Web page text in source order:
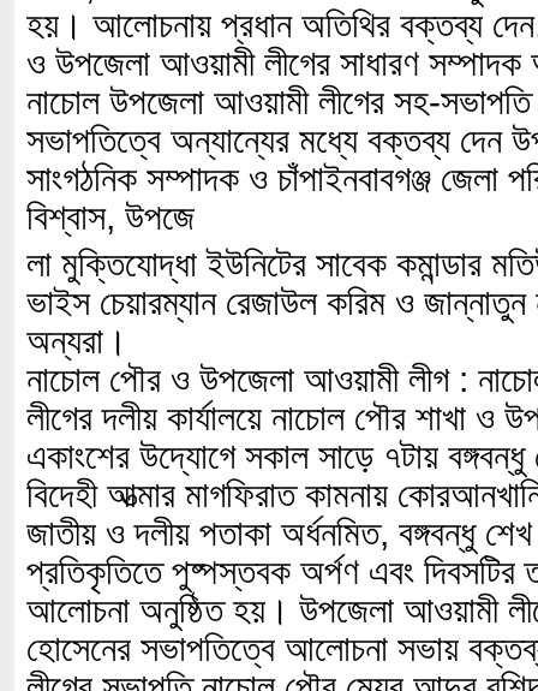
হয়। আলোচনায় প্রধান অতিথির বক্তব্য
ও উপজেলা আওয়ামী লীগের সাধারণ
নাচোল উপজেলা আওয়ামী লীগের সহ-
সভাপতিত্বে অন্যান্যের মধ্যে বক্তব্য দেন
সাংগঠনিক সম্পাদক ও চাঁপাইনবাবগঞ্জ জেলা
বিশ্বাস, উপজে
লা মুক্তিযোদ্ধা ইউনিটের সাবেক কমান্ডার
ভাইস চেয়ারম্যান রেজাউল করিম ও
অন্যরা।
নাচোল পৌর ও উপজেলা আওয়ামী লীগ :
লীগের দলীয় কার্যালয়ে নাচোল পৌর শাখা ও
একাংশের উদ্যোগে সকাল সাড়ে ৭টায়
বিদেহী আত্মার মাগফিরাত কামনায়
জাতীয় ও দলীয় পতাকা অর্ধনমিত, বঙ্গবন্ধু
প্রতিকৃতিতে পুষ্পস্তবক অর্পণ এবং দিবসটির
আলোচনা অনুষ্ঠিত হয়। উপজেলা আওয়ামী
হোসেনের সভাপতিত্বে আলোচনা সভায়